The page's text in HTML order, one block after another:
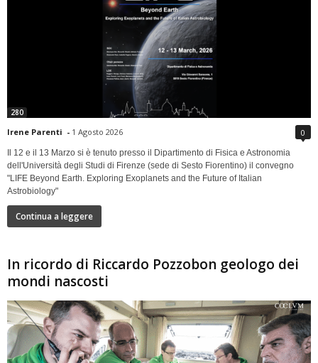
280
Irene Parenti - 1 Agosto 2026 0
Il 12 e il 13 Marzo si è tenuto presso il Dipartimento di Fisica e Astronomia
dell'Università degli Studi di Firenze (sede di Sesto Fiorentino) il convegno
"LIFE Beyond Earth. Exploring Exoplanets and the Future of Italian
Astrobiology"
Continua a leggere
In ricordo di Riccardo Pozzobon geologo dei
mondi nascosti